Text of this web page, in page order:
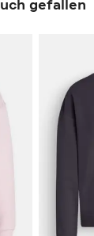
gefallen